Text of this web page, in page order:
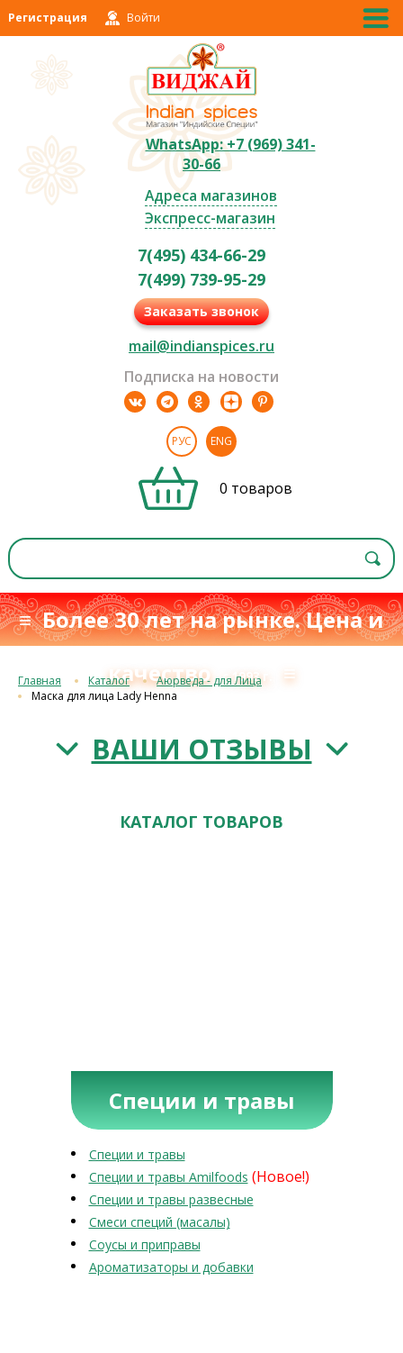
Регистрация Войти
WhatsApp: +7 (969) 341-
30-66
Адреса магазинов
Экспресс-магазин
7(495) 434-66-29
7(499) 739-95-29
Заказать звонок
mail@indianspices.ru
Подписка на новости
РУС ENG
0 товаров
≡ Более 30 лет на рынке. Цена и
качествос 1993 г. ≡
Главная Каталог
Аюрведа - для Лица
Маска для лица Lady Henna
ВАШИ ОТЗЫВЫ
КАТАЛОГ ТОВАРОВ
Специи и травы
Специи и травы
Специи и травы Amilfoods (Новое!)
Специи и травы развесные
Смеси специй (масалы)
Соусы и приправы
Ароматизаторы и добавки